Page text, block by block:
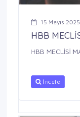
15 Mayıs
HBB
HBB MECLİSİ
İncele